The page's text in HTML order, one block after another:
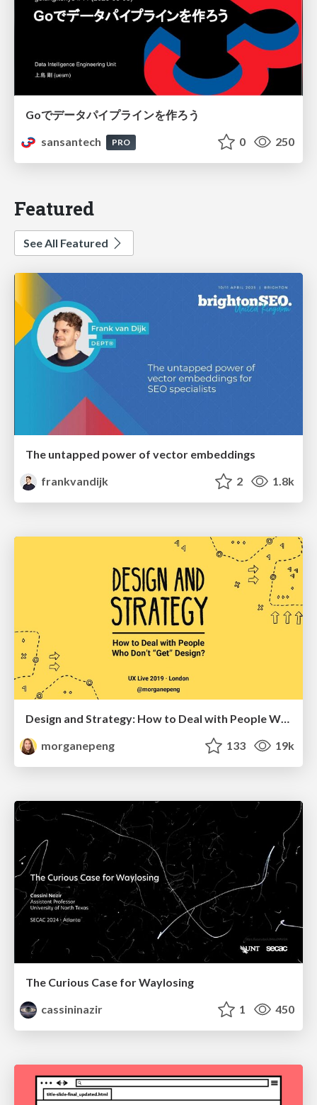
Goでデータパイプラインを作ろう
sansantech
PRO 0 250
Featured
See All Featured
The untapped power of vector embeddings
frankvandijk
2 1.8k
Design and Strategy: How to Deal with People Who Don’t "Get" Design
morganepeng
133 19k
The Curious Case for Waylosing
cassininazir
1 450